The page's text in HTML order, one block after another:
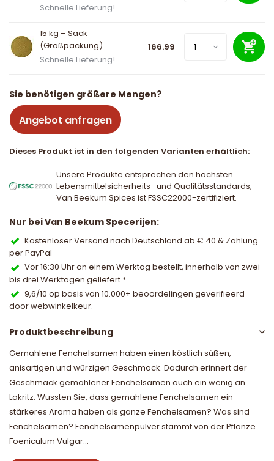
Schnelle Lieferung!
15 kg – Sack
(Großpackung)
Schnelle Lieferung!
166.99
Sie benötigen größere Mengen?
Angebot anfragen
Dieses Produkt ist in den folgenden Varianten erhältlich:
Unsere Produkte entsprechen den höchsten
Lebensmittelsicherheits- und Qualitätsstandards,
Van Beekum Spices ist FSSC22000-zertifiziert.
Nur bei Van Beekum Specerijen:
Kostenloser Versand nach Deutschland ab € 40 & Zahlung
per PayPal
Vor 16:30 Uhr an einem Werktag bestellt, innerhalb von zwei
bis drei Werktagen geliefert.*
9,6/10 op basis van 10.000+ beoordelingen geverifieerd
door webwinkelkeur.
Produktbeschreibung
Gemahlene Fenchelsamen haben einen köstlich süßen,
anisartigen und würzigen Geschmack. Dadurch erinnert der
Geschmack gemahlener Fenchelsamen auch ein wenig an
Lakritz. Wussten Sie, dass gemahlene Fenchelsamen ein
stärkeres Aroma haben als ganze Fenchelsamen? Was sind
Fenchelsamen? Fenchelsamenpulver stammt von der Pflanze
Foeniculum Vulgar...